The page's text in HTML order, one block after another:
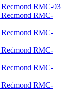
Redmond RMC-03
Redmond RMC-
Redmond RMC-
Redmond RMC-
Redmond RMC-
Redmond RMC-